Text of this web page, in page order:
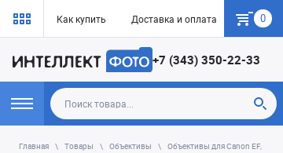
Как купить Доставка и оплата Гарантия
0
+7 (343) 350-22-33
Главная Товары Объективы
Объективы для Canon EF,